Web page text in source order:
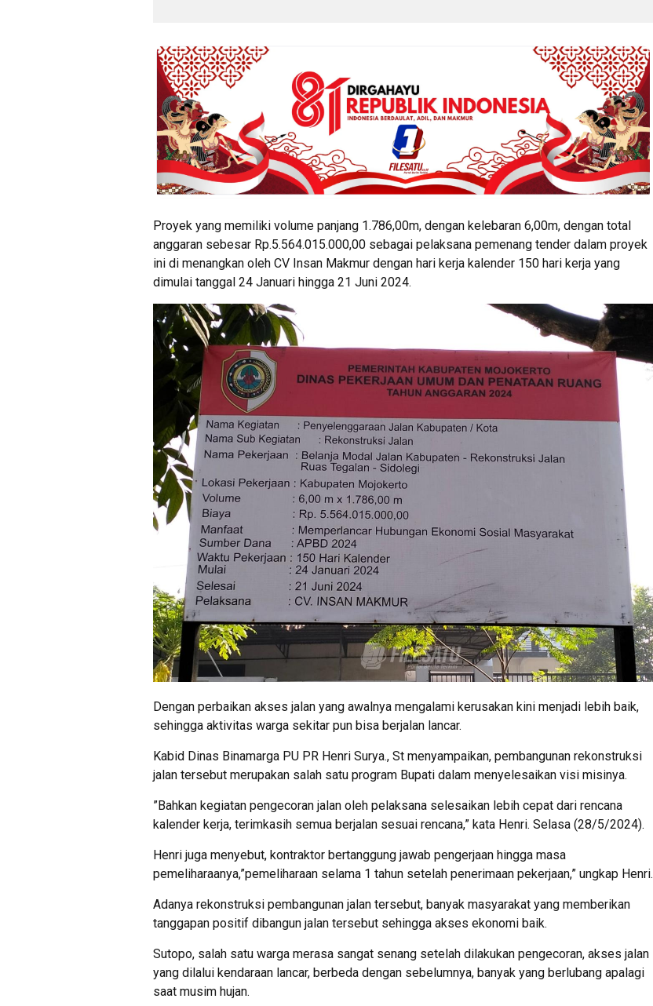
Proyek yang memiliki volume panjang 1.786,00m, dengan kelebaran 6,00m, dengan total
anggaran sebesar Rp.5.564.015.000,00 sebagai pelaksana pemenang tender dalam proyek
ini di menangkan oleh CV Insan Makmur dengan hari kerja kalender 150 hari kerja yang
dimulai tanggal 24 Januari hingga 21 Juni 2024.
Dengan perbaikan akses jalan yang awalnya mengalami kerusakan kini menjadi lebih baik,
sehingga aktivitas warga sekitar pun bisa berjalan lancar.
Kabid Dinas Binamarga PU PR Henri Surya., St menyampaikan, pembangunan rekonstruksi
jalan tersebut merupakan salah satu program Bupati dalam menyelesaikan visi misinya.
”Bahkan kegiatan pengecoran jalan oleh pelaksana selesaikan lebih cepat dari rencana
kalender kerja, terimkasih semua berjalan sesuai rencana,” kata Henri. Selasa (28/5/2024).
Henri juga menyebut, kontraktor bertanggung jawab pengerjaan hingga masa
pemeliharaanya,”pemeliharaan selama 1 tahun setelah penerimaan pekerjaan,” ungkap Henri.
Adanya rekonstruksi pembangunan jalan tersebut, banyak masyarakat yang memberikan
tanggapan positif dibangun jalan tersebut sehingga akses ekonomi baik.
Sutopo, salah satu warga merasa sangat senang setelah dilakukan pengecoran, akses jalan
yang dilalui kendaraan lancar, berbeda dengan sebelumnya, banyak yang berlubang apalagi
saat musim hujan.